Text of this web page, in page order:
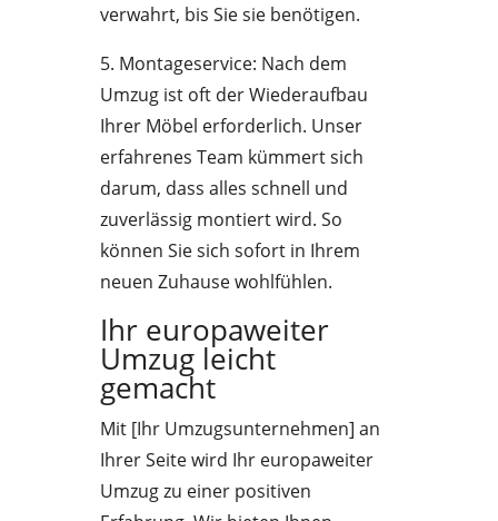
verwahrt, bis Sie sie benötigen.
5. Montageservice: Nach dem
Umzug ist oft der Wiederaufbau
Ihrer Möbel erforderlich. Unser
erfahrenes Team kümmert sich
darum, dass alles schnell und
zuverlässig montiert wird. So
können Sie sich sofort in Ihrem
neuen Zuhause wohlfühlen.
Ihr europaweiter
Umzug leicht
gemacht
Mit [Ihr Umzugsunternehmen] an
Ihrer Seite wird Ihr europaweiter
Umzug zu einer positiven